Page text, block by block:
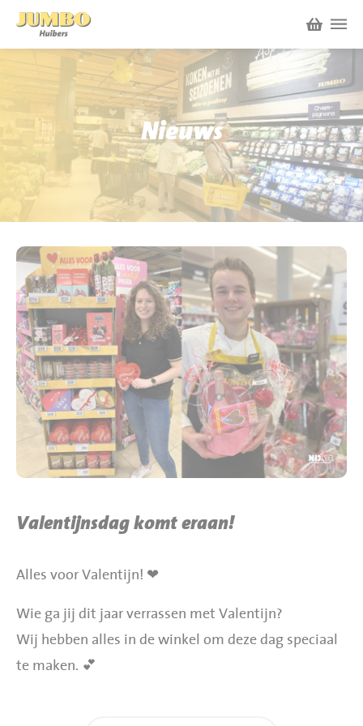
Winkels
P.W.A. Park
Bruïneplein
Nieuws
Acties
Werken bij Jumbo Huibers
Vacatures en Solliciteren
Werken en leren
Jumbo.com
BBQ gigant webshop
Jumbo Huibers Specials
Nieuws
Valentijnsdag komt eraan!
Alles voor Valentijn! ❤
Wie ga jij dit jaar verrassen met Valentijn?
Wij hebben alles in de winkel om deze dag speciaal
te maken. 💕